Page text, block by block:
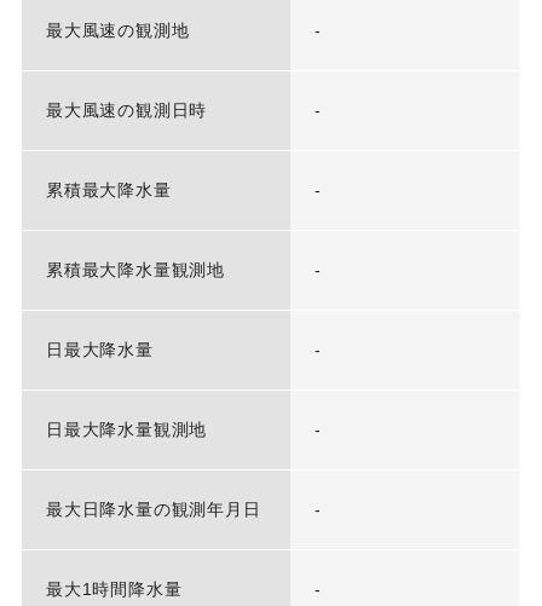
最大風速の観測地 -
最大風速の観測日時 -
累積最大降水量 -
累積最大降水量観測地 -
日最大降水量 -
日最大降水量観測地 -
最大日降水量の観測年月日 -
最大1時間降水量 -